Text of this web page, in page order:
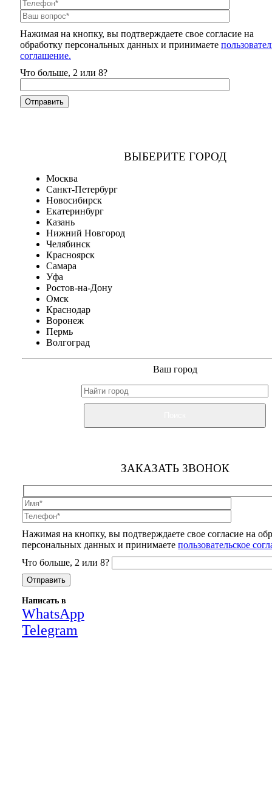
Нажимая на кнопку, вы подтверждаете свое согласие на
обработку персональных данных и принимаете
соглашение.
Что больше, 2 или 8?
ВЫБЕРИТЕ ГОРОД
Москва
Санкт-Петербург
Новосибирск
Екатеринбург
Казань
Нижний Новгород
Челябинск
Красноярск
Самара
Уфа
Ростов-на-Дону
Омск
Краснодар
Воронеж
Пермь
Волгоград
Ваш город
ЗАКАЗАТЬ ЗВОНОК
Нажимая на кнопку, вы подтверждаете свое согласие на
персональных данных и принимаете пользовательское
Что больше, 2 или 8?
Написать в
WhatsApp
Telegram